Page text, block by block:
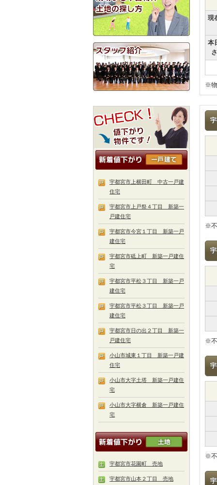
現
本
※
※不
※不
※不
宇都宮市上横田町 中古一戸建
住宅
宇都宮市上戸祭４丁目 新築一
戸建住宅
宇都宮市今宮１丁目 新築一戸
建住宅
宇都宮市砥上町 新築一戸建住
宅
宇都宮市平松３丁目 新築一戸
建住宅
宇都宮市平松３丁目 新築一戸
建住宅
宇都宮市日の出２丁目 新築一
戸建住宅
小山市城東１丁目 新築一戸建
住宅
小山市大字土塔 新築一戸建住
宅
小山市大字横倉 新築一戸建住
宅
宇都宮市花園町 売地
宇都宮市山本２丁目 売地